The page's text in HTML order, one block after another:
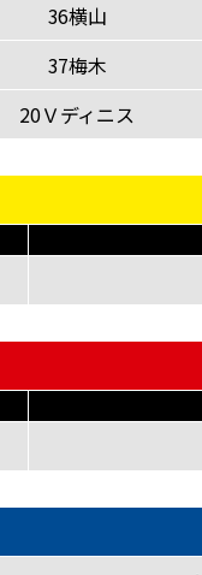
36横山
37梅木
20Ｖディニス